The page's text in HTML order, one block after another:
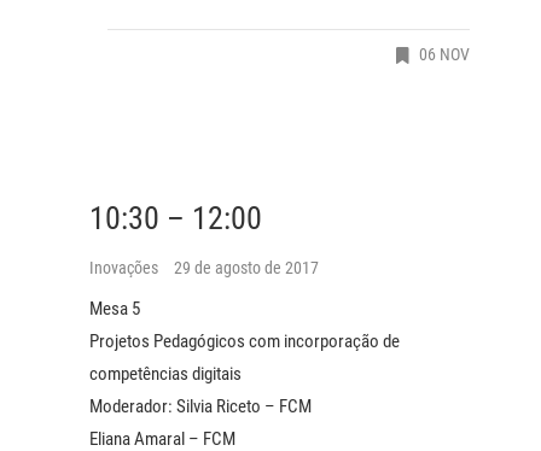
06 NOV
10:30 – 12:00
Inovações 29 de agosto de 2017
Mesa 5
Projetos Pedagógicos com incorporação de
competências digitais
Moderador: Silvia Riceto – FCM
Eliana Amaral – FCM